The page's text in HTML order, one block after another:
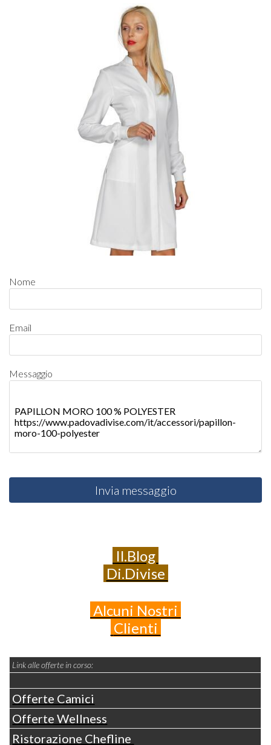
Nome
Email
Messaggio
Invia messaggio
Il.Blog
Di.Divise
Alcuni Nostri
Clienti
Link alle offerte in corso:
Offerte Camici
Offerte Wellness
Ristorazione Chefline